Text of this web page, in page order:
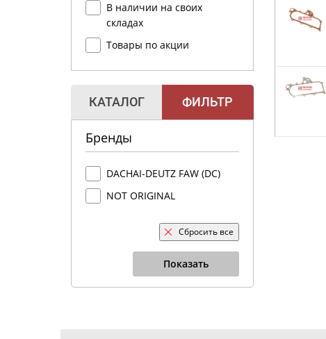
В наличии на своих
складах
Товары по акции
КАТАЛОГ ФИЛЬТР
Бренды
DACHAI-DEUTZ FAW (DC)
NOT ORIGINAL
Сбросить все
Показать